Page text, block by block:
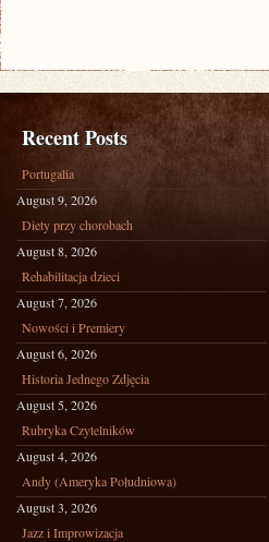
Recent Posts
Portugalia
August 9, 2026
Diety przy chorobach
August 8, 2026
Rehabilitacja dzieci
August 7, 2026
Nowości i Premiery
August 6, 2026
Historia Jednego Zdjęcia
August 5, 2026
Rubryka Czytelników
August 4, 2026
Andy (Ameryka Południowa)
August 3, 2026
Jazz i Improwizacja